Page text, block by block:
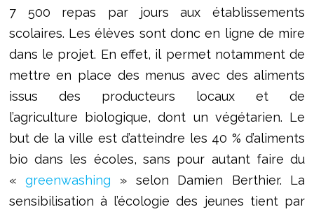
7 500 repas par jours aux établissements
scolaires. Les élèves sont donc en ligne de mire
dans le projet. En effet, il permet notamment de
mettre en place des menus avec des aliments
issus des producteurs locaux et de
l’agriculture biologique, dont un végétarien. Le
but de la ville est d’atteindre les 40 % d’aliments
bio dans les écoles, sans pour autant faire du
«greenwashing » selon Damien Berthier. La
sensibilisation à l’écologie des jeunes tient par